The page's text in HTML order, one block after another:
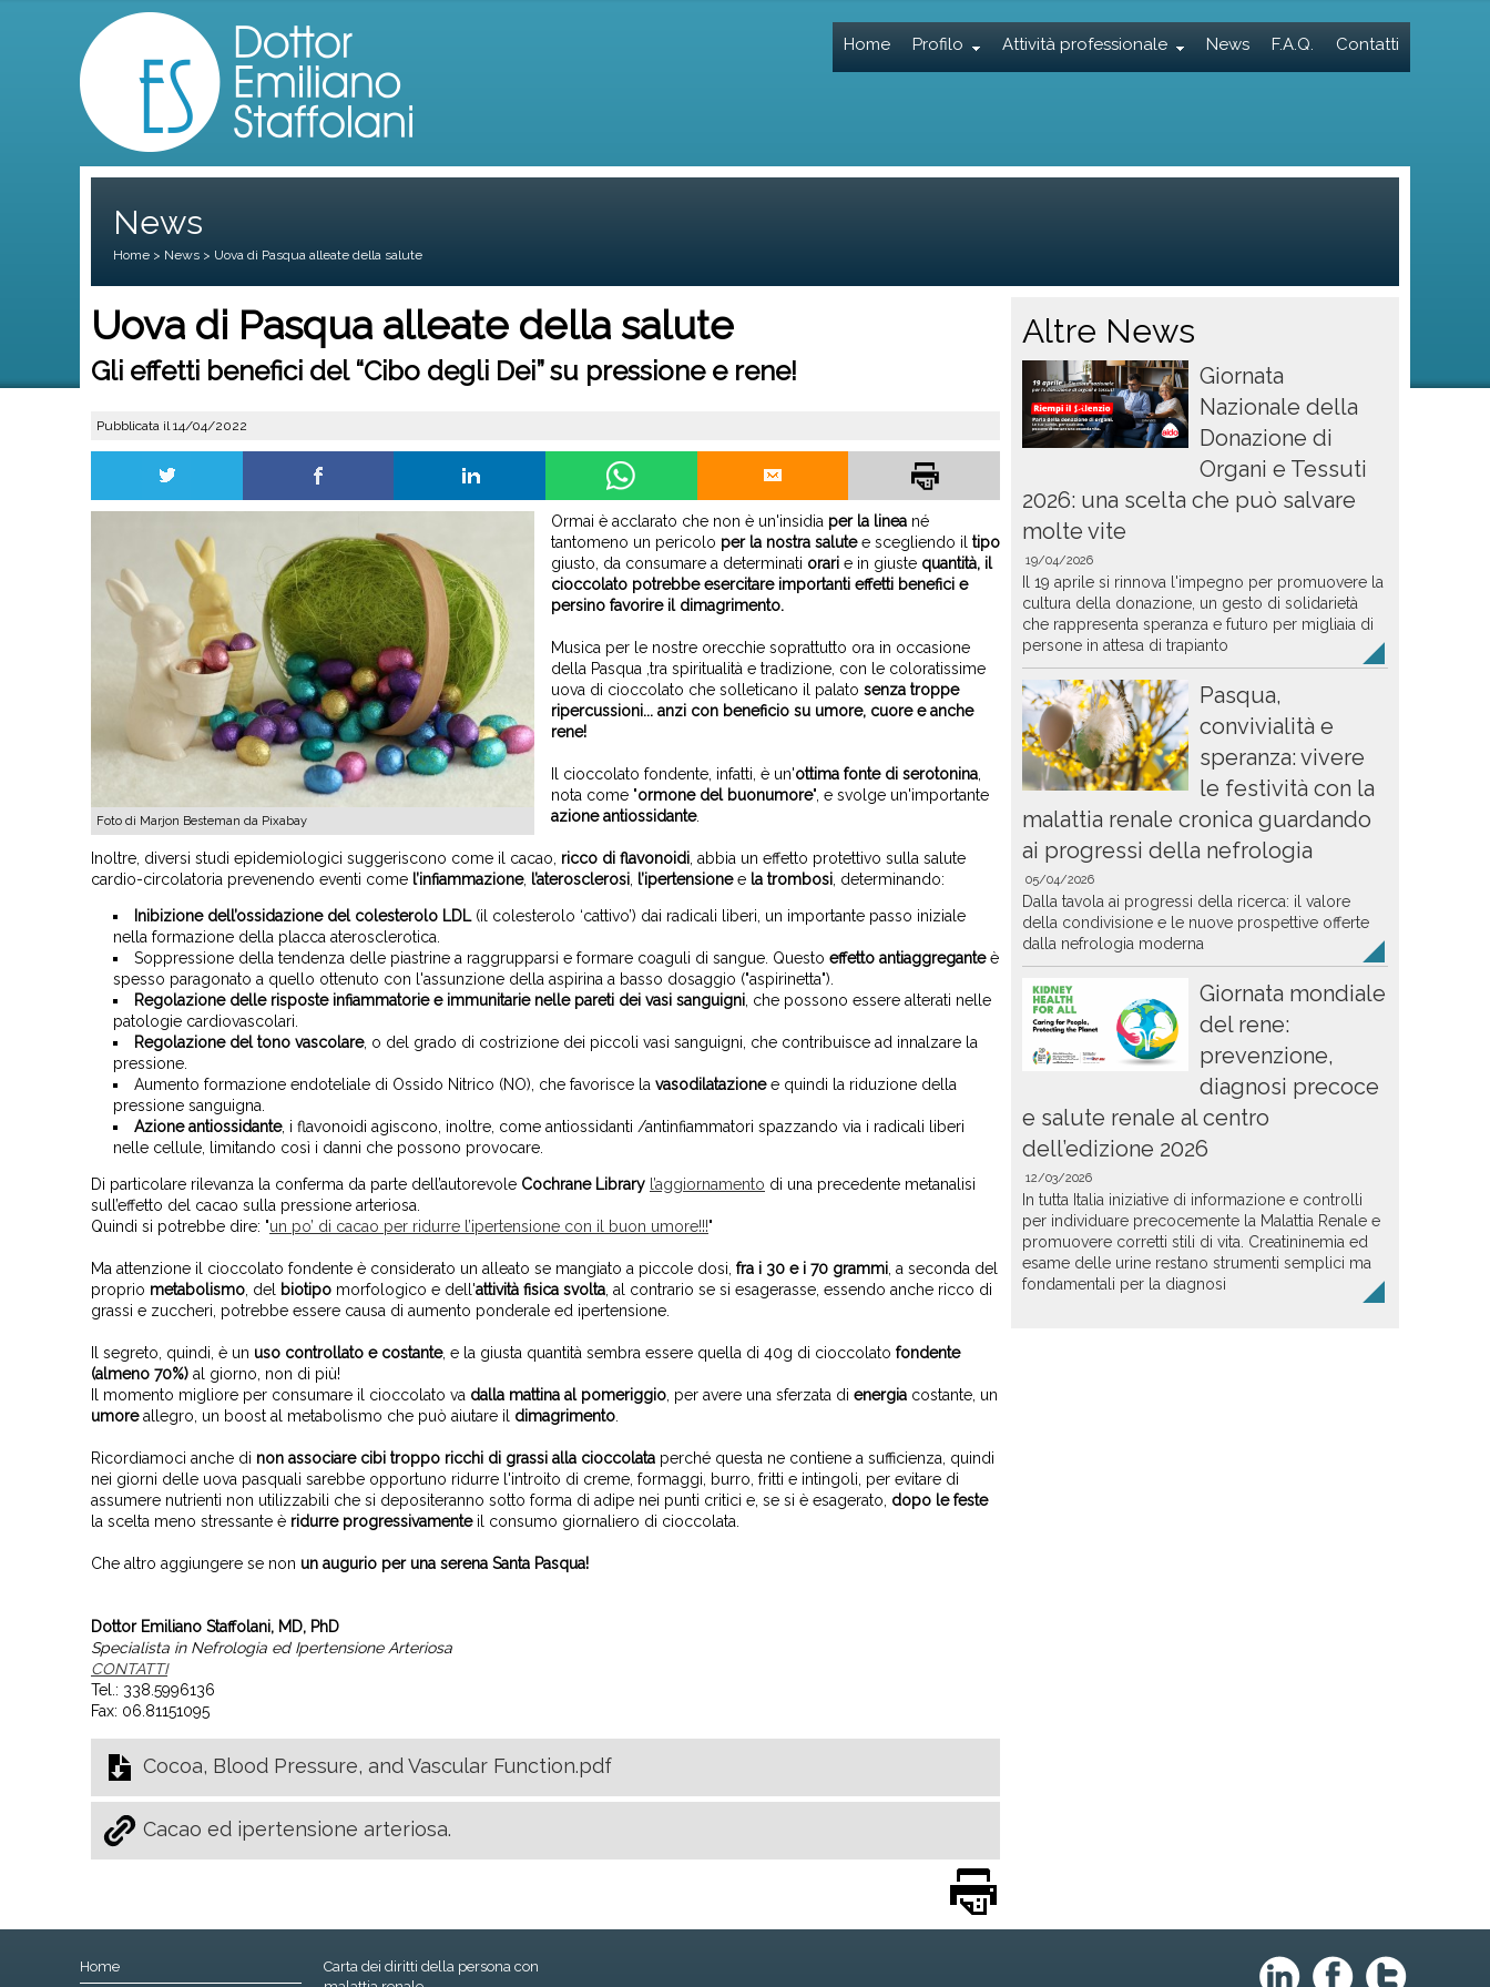
Home Profilo Attività professionale News F.A.Q. Contatti
News
Home > News > Uova di Pasqua alleate della salute
Uova di Pasqua alleate della salute
Gli effetti benefici del “Cibo degli Dei” su pressione e rene!
Pubblicata il 14/04/2022
Foto di Marjon Besteman da Pixabay
Ormai è acclarato che non è un'insidia per la linea né
tantomeno un pericolo per la nostra salutee scegliendo il tipo
giusto, da consumare a determinati orari e in giuste quantità, il
cioccolato potrebbe esercitare importanti effetti benefici e
persino favorire il dimagrimento.
Musica per le nostre orecchie soprattutto ora in occasione
della Pasqua ,tra spiritualità e tradizione, con le coloratissime
uova di cioccolato che solleticano il palato senza troppe
ripercussioni... anzi con beneficio su umore, cuore e anche
rene!
Il cioccolato fondente, infatti, è un'ottima fonte di serotonina
nota come "ormone del buonumore", e svolge un'importante
azione antiossidante.
Inoltre, diversi studi epidemiologici suggeriscono come il cacao, ricco di flavonoidi , abbia un effetto protettivo sulla salute
cardio-circolatoria prevenendo eventi come l’infiammazione, l’aterosclerosi l’ipertensionee la trombosi , determinando:
Inibizione dell’ossidazione del colesterolo LDL(il colesterolo ‘cattivo’) dai radicali liberi, un importante passo iniziale
nella formazione della placca aterosclerotica.
Soppressione della tendenza delle piastrine a raggrupparsi e formare coaguli di sangue. Questo effetto antiaggreganteè
spesso paragonato a quello ottenuto con l'assunzione della aspirina a basso dosaggio ("aspirinetta").
Regolazione delle risposte infiammatorie e immunitarie nelle pareti dei vasi sanguigni , che possono essere alterati nelle
patologie cardiovascolari.
Regolazione del tono vascolare, o del grado di costrizione dei piccoli vasi sanguigni, che contribuisce ad innalzare la
pressione.
Aumento formazione endoteliale di Ossido Nitrico (NO), che favorisce la vasodilatazionee quindi la riduzione della
pressione sanguigna.
Azione antiossidante, i flavonoidi agiscono, inoltre, come antiossidanti /antinfiammatori spazzando via i radicali liberi
nelle cellule, limitando così i danni che possono provocare.
Di particolare rilevanza la conferma da parte dell’autorevole Cochrane Library l’aggiornamento di una precedente metanalisi
sull’effetto del cacao sulla pressione arteriosa.
Quindi si potrebbe dire: "un po’ di cacao per ridurre l’ipertensione con il buon umore!!!"
Ma attenzione il cioccolato fondente è considerato un alleato se mangiato a piccole dosi, fra i 30 e i 70 grammi , a seconda del
proprio metabolismo , del biotipo morfologico e dell'attività fisica svolta , al contrario se si esagerasse, essendo anche ricco di
grassi e zuccheri, potrebbe essere causa di aumento ponderale ed ipertensione.
Il segreto, quindi, è un uso controllato e costante, e la giusta quantità sembra essere quella di 40g di cioccolato fondente
(almeno 70%) al giorno, non di più!
Il momento migliore per consumare il cioccolato va dalla mattina al pomeriggio , per avere una sferzata di energia costante, un
umoreallegro, un boost al metabolismo che può aiutare il dimagrimento
Ricordiamoci anche di non associare cibi troppo ricchi di grassi alla cioccolata perché questa ne contiene a sufficienza, quindi
nei giorni delle uova pasquali sarebbe opportuno ridurre l'introito di creme, formaggi, burro, fritti e intingoli, per evitare di
assumere nutrienti non utilizzabili che si depositeranno sotto forma di adipe nei punti critici e, se si è esagerato, dopo le feste
la scelta meno stressante è ridurre progressivamenteil consumo giornaliero di cioccolata.
Che altro aggiungere se non un augurio per una serena Santa Pasqua!
Dottor Emiliano Staffolani, MD, PhD
Specialista in Nefrologia ed Ipertensione Arteriosa
CONTATTI
Tel.: 338.5996136
Fax: 06.81151095
Cocoa, Blood Pressure, and Vascular Function.pdf
Cacao ed ipertensione arteriosa.
Altre News
Giornata
Nazionale della
Donazione di
Organi e Tessuti
2026: una scelta che può salvare
molte vite
19/04/2026
Il 19 aprile si rinnova l'impegno per promuovere la
cultura della donazione, un gesto di solidarietà
che rappresenta speranza e futuro per migliaia di
persone in attesa di trapianto
Pasqua,
convivialità e
speranza: vivere
le festività con la
malattia renale cronica guardando
ai progressi della nefrologia
05/04/2026
Dalla tavola ai progressi della ricerca: il valore
della condivisione e le nuove prospettive offerte
dalla nefrologia moderna
Giornata mondiale
del rene:
prevenzione,
diagnosi precoce
e salute renale al centro
dell’edizione 2026
12/03/2026
In tutta Italia iniziative di informazione e controlli
per individuare precocemente la Malattia Renale e
promuovere corretti stili di vita. Creatininemia ed
esame delle urine restano strumenti semplici ma
fondamentali per la diagnosi
Home
Carta dei diritti della persona con